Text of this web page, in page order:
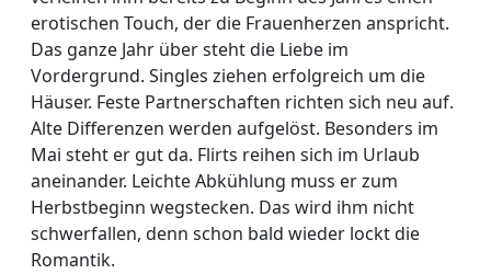
erotischen Touch, der die Frauenherzen anspricht.
Das ganze Jahr über steht die Liebe im
Vordergrund. Singles ziehen erfolgreich um die
Häuser. Feste Partnerschaften richten sich neu auf.
Alte Differenzen werden aufgelöst. Besonders im
Mai steht er gut da. Flirts reihen sich im Urlaub
aneinander. Leichte Abkühlung muss er zum
Herbstbeginn wegstecken. Das wird ihm nicht
schwerfallen, denn schon bald wieder lockt die
Romantik.